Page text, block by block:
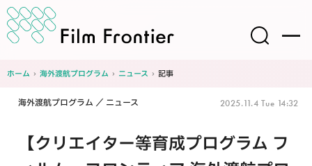
ホーム › 海外渡航プログラム › ニュース › 記事
【クリエイター等育成プログラム フ
海外渡航プログラム ニュース 2025.11.4 Tue 14:32